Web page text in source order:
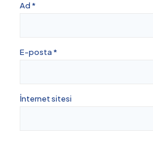
Ad *
E-posta *
İnternet sitesi